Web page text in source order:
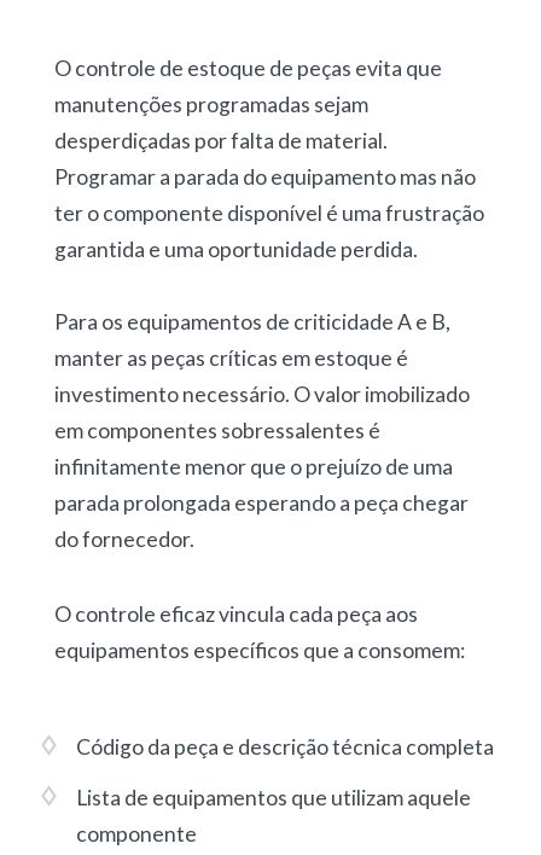
Ocontrole de estoque de peças evita que
manutenções programadas sejam
desperdiçadas por falta de material.
Programar a parada do equipamento mas não
ter o componente disponível é uma frustração
garantida e uma oportunidade perdida.
Para os equipamentos de criticidade A e B,
manter as peças críticas em estoque é
investimento necessário. O valor imobilizado
em componentes sobressalentes é
infinitamente menor que o prejuízo de uma
parada prolongada esperando a peça chegar
do fornecedor.
O controle eficaz vincula cada peça aos
equipamentos específicos que a consomem:
Código da peça e descrição técnica completa
Lista de equipamentos que utilizam aquele
componente